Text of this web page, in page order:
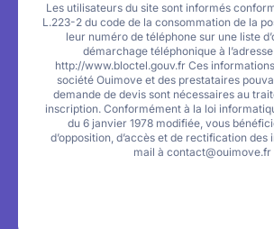
Les utilisateurs du site sont informés
L.223-2 du code de la consommation de la
leur numéro de téléphone sur une liste
démarchage téléphonique à
http://www.bloctel.gouv.fr Ces
société Ouimove et des prestataires
demande de devis sont nécessaires au
inscription. Conformément à la loi
du 6 janvier 1978 modifiée, vous
d’opposition, d’accès et de rectification
mail à contact@ouimove.fr